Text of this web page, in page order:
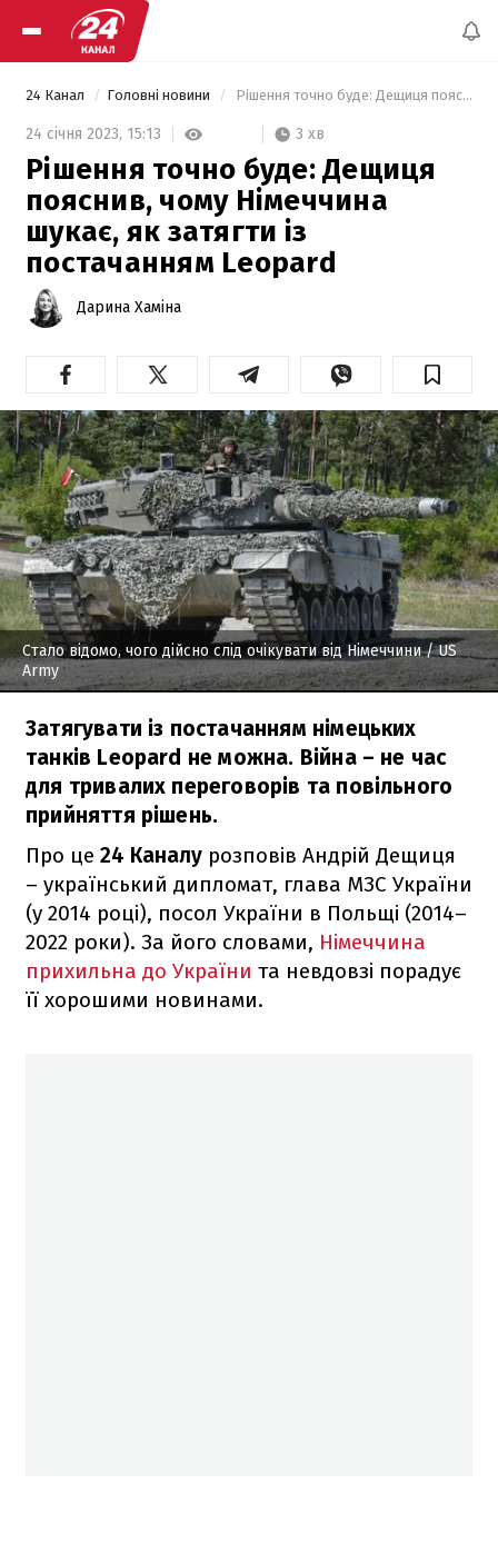
24 Канал Головні новини Рішення точно буде: Дещиця пояснив, чому Німеччина шукає, як затягти із постачанням Leopard
24 січня 2023, 15:13 3 хв
Рішення точно буде: Дещиця
пояснив, чому Німеччина
шукає, як затягти із
постачанням Leopard
Дарина Хаміна
Стало відомо, чого дійсно слід очікувати від Німеччини/ US
Army
Затягувати із постачанням німецьких
танків Leopard не можна. Війна – не час
для тривалих переговорів та повільного
прийняття рішень.
Про це 24 Каналу розповів Андрій Дещиця
– український дипломат, глава МЗС України
(у 2014 році), посол України в Польщі (2014–
2022 роки). За його словами, Німеччина
прихильна до України та невдовзі порадує
її хорошими новинами.